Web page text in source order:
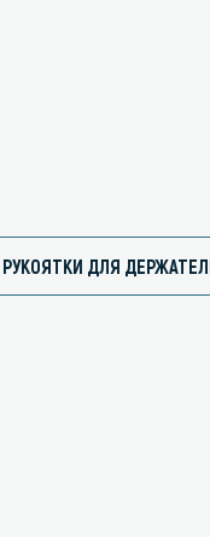
РУКОЯТКИ ДЛЯ